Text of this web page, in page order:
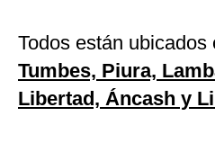
Todos están ubicados
Tumbes, Piura,
Libertad, Áncash y